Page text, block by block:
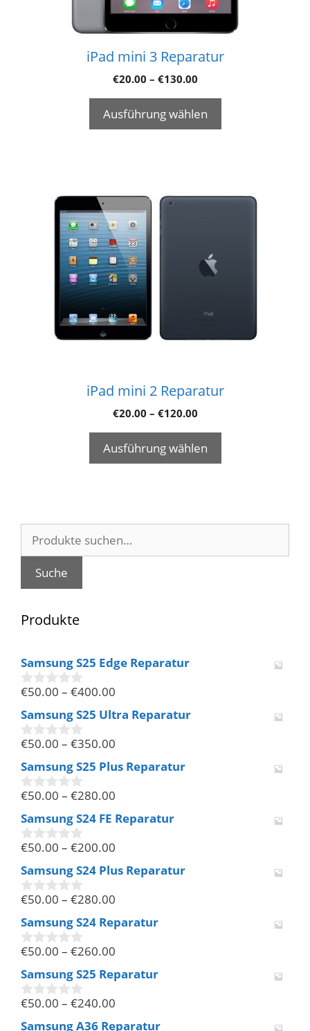
iPad mini 3 Reparatur
€20.00 – €130.00
Ausführung wählen
iPad mini 2 Reparatur
€20.00 – €120.00
Ausführung wählen
nach:
Suche
Produkte
Samsung S25 Edge Reparatur
0
o
n
5
€50.00 – €400.00
Samsung S25 Ultra Reparatur
0
o
n
5
€50.00 – €350.00
Samsung S25 Plus Reparatur
0
o
n
5
€50.00 – €280.00
Samsung S24 FE Reparatur
0
o
n
5
€50.00 – €200.00
Samsung S24 Plus Reparatur
0
o
n
5
€50.00 – €280.00
Samsung S24 Reparatur
0
o
n
5
€50.00 – €260.00
Samsung S25 Reparatur
0
€50.00 – €240.00
Samsung A36 Reparatur